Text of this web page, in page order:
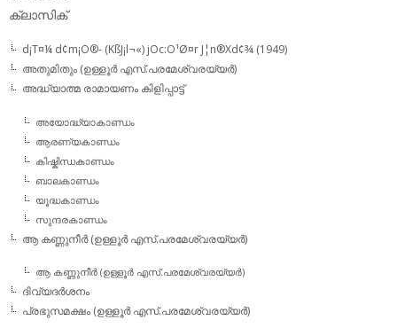
ക്ലാസിക്
d¡T¤¼ d¢m¡O®- (KßJ¡l¬«) jOc:O¹Ø¤r J¦n®Xd¢¾ (1949)
അതുമിതും (ഉള്ളൂര്‍ എസ്.പരമേശ്വരയ്യര്‍)
അദ്ധ്യാത്മ രാമായണം കിളിപ്പാട്ട്‌
അയോദ്ധ്യാകാണ്ഡം
ആരണ്യകാണ്ഡം
കിഷ്കിന്ധകാണ്ഡം
ബാലകാണ്ഡം
യൂദ്ധകാണ്ഡം
സുന്ദരകാണ്ഡം
ആ കണ്ണുനീര്‍ (ഉള്ളൂര്‍ എസ്.പരമേശ്വരയ്യര്‍)
ആ കണ്ണുനീര്‍ (ഉള്ളൂര്‍ എസ്.പരമേശ്വരയ്യര്‍)
ദിവ്യദര്‍ശനം
പ്രഭുസമക്ഷം (ഉള്ളൂര്‍ എസ്.പരമേശ്വരയ്യര്‍)